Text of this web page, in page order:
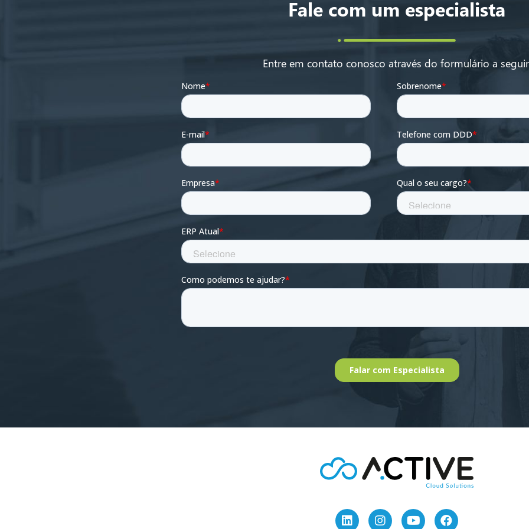
Fale com um especialista
Entre em contato conosco através do formulário a